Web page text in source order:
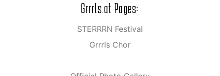
Grrrls.at Pages:
STERRRN Festival
Grrrls Chor